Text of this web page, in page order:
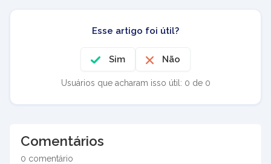
Esse artigo foi útil?
Sim Não
Usuários que acharam isso útil: 0 de 0
Comentários
0 comentário